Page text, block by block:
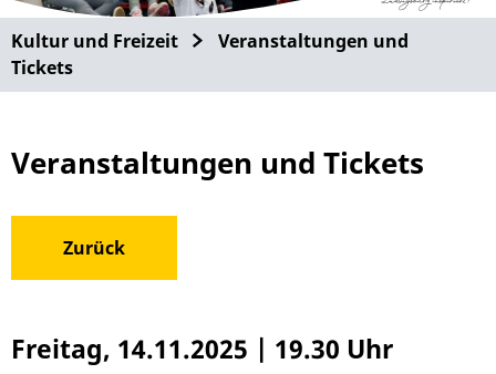
Kultur und Freizeit
Veranstaltungen und
Tickets
Veranstaltungen und Tickets
Zurück
Freitag, 14.11.2025 | 19.30 Uhr